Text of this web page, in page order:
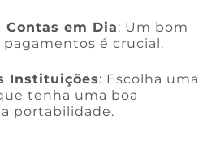
Contas em Dia: Um bom
é crucial.
Instituições: Escolha uma
tenha uma boa
portabilidade.